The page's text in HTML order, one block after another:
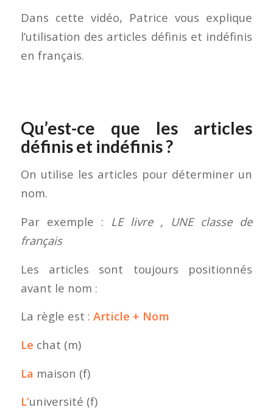
Dans cette vidéo, Patrice vous explique
l’utilisation des articles définis et indéfinis
en français.
Qu’est-ce que les articles
définis et indéfinis ?
On utilise les articles pour déterminer un
nom.
Par exemple : LE livre , UNE classe de
français
Les articles sont toujours positionnés
avant le nom :
La règle est : Article + Nom
Le chat (m)
La maison (f)
L’université (f)